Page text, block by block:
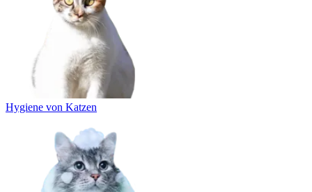
Hygiene von Katzen